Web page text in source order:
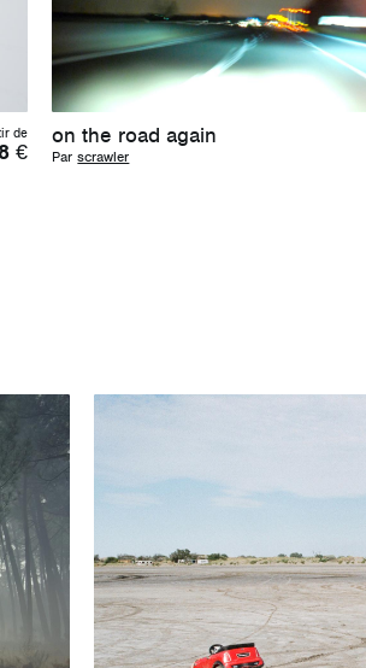
de
€
on the road again
Par scrawler